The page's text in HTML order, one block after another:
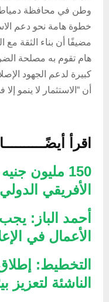
وطن في محافظة دمياط،
خطوة هامة نحو دعم
مضيفًا أن بناء الثقة مع
هام تقوم به مصلحة
كبيرة لدعم الجهود
أن “الاستثمار لا ينمو
اقرأ
150 مليون
الأفريقي
أحمد الباز:
الأعمال في
التخطيط:
الناشئة لتعزيز